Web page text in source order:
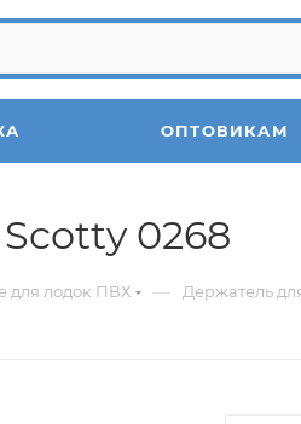
ОПТОВИКАМ
0268
для лодок ПВХ — Держатель